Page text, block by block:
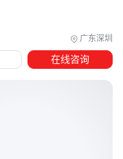
广东深圳
在线咨询